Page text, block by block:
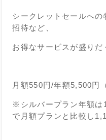
シークレットセールへ
招待など、
お得なサービスが盛りだ
月額550円/年額5,500円
※シルバープラン年額は
で月額プランと比較し